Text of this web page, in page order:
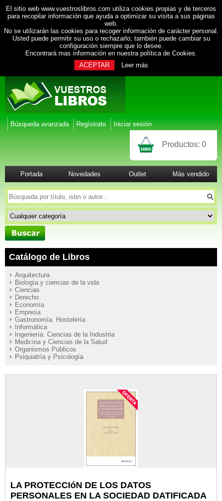
El sitio web www.vuestroslibros.com utiliza cookies propias y de terceros
para recopilar información que ayuda a optimizar su visita a sus páginas
web.
No se utilizarán las cookies para recoger información de carácter personal.
Usted puede permitir su uso o rechazarlo; también puede cambiar su
configuración siempre que lo desee.
Encontrará mas información en nuestra política de Cookies.
ACEPTAR
Leer más
Búsqueda avanzada Regístrate Iniciar sesión
Productos: 0
Portada Novedades Outlet Más vendido
Catálogo de Libros
Arquitectura
Biología y ciencias de la vida
Ciencias
Derecho
Economía
Empresa
Gastronomía. Hostelería
Informática
Ingeniería. Ciencias de la Industria
Medicina y Ciencias de la Salud
Organismos Públicos
Psiquiatría y Psicología
LA PROTECCIóN DE LOS DATOS
PERSONALES EN LA SOCIEDAD DATIFICADA